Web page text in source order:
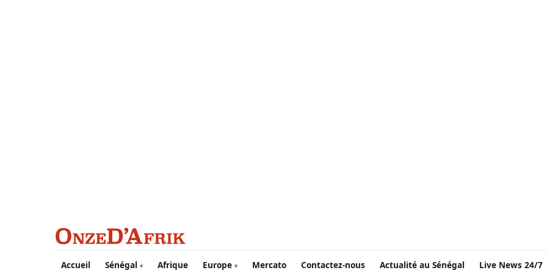
Aller au contenu principal
Accueil Sénégal Afrique Europe Mercato Contactez-nous Actualité au Sénégal Live News 24/7